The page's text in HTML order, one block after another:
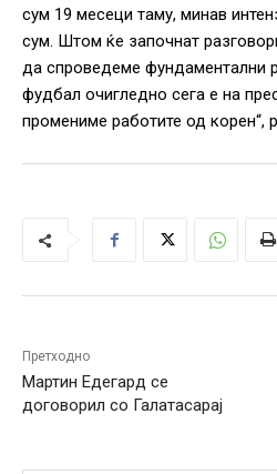
сум 19 месеци таму, минав
сум. Штом ќе започнат
да спроведеме фундаментални
фудбал очигледно сега е на
промениме работите од корен“,
Претходно
Мартин Едегард се
договорил со Галатасарај